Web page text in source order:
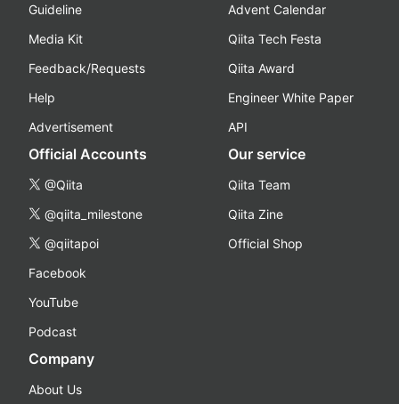
Guideline
Media Kit
Feedback/Requests
Help
Advertisement
Advent Calendar
Qiita Tech Festa
Qiita Award
Engineer White Paper
API
Official Accounts
@Qiita
@qiita_milestone
@qiitapoi
Facebook
YouTube
Podcast
Our service
Qiita Team
Qiita Zine
Official Shop
Company
About Us